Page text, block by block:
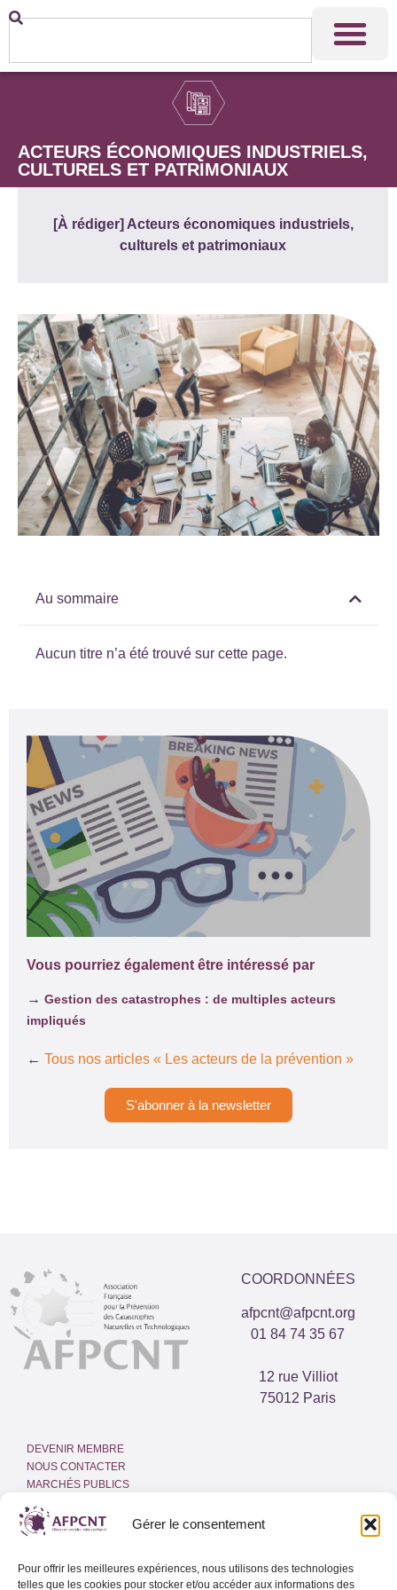
Gérer le consentement
Pour offrir les meilleures expériences, nous utilisons des technologies
telles que les cookies pour stocker et/ou accéder aux informations des
ACTEURS ÉCONOMIQUES INDUSTRIELS,
CULTURELS ET PATRIMONIAUX
[À rédiger] Acteurs économiques industriels,
culturels et patrimoniaux
Au sommaire
Aucun titre n’a été trouvé sur cette page.
Vous pourriez également être intéressé par
→ Gestion des catastrophes : de multiples acteurs
impliqués
← Tous nos articles « Les acteurs de la prévention »
S'abonner à la newsletter
COORDONNÉES
afpcnt@afpcnt.org
01 84 74 35 67
12 rue Villiot
75012 Paris
DEVENIR MEMBRE
NOUS CONTACTER
MARCHÉS PUBLICS
INTRANET
POLITIQUE DE COOKIES